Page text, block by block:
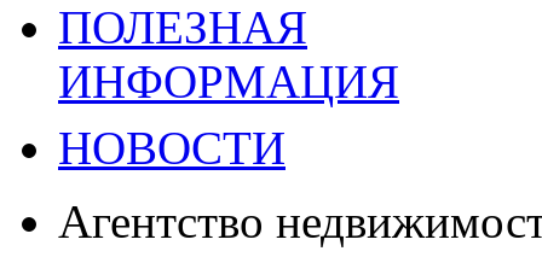
ПОЛЕЗНАЯ
ИНФОРМАЦИЯ
НОВОСТИ
Агентство